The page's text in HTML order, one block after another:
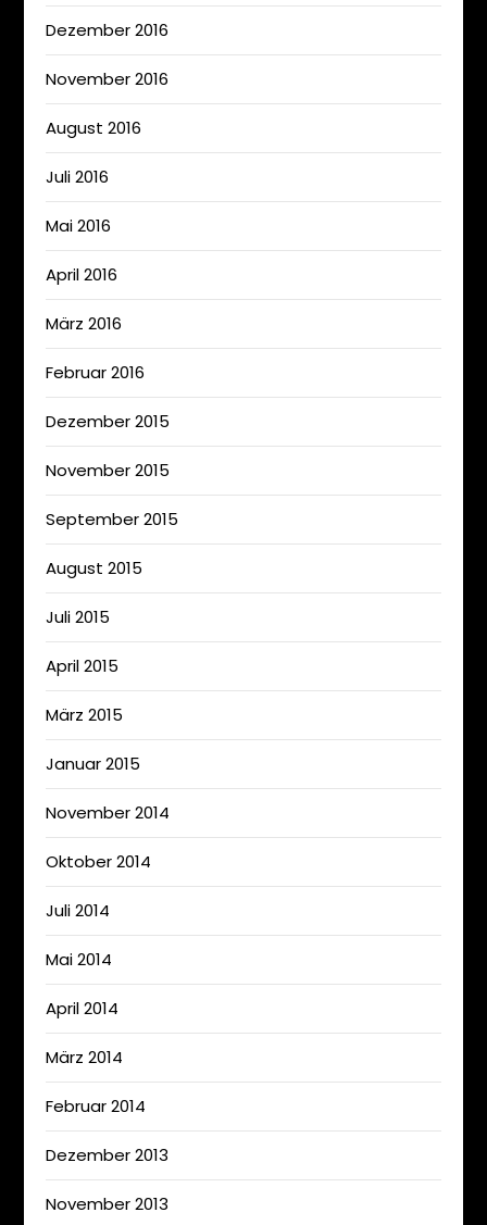
Dezember 2016
November 2016
August 2016
Juli 2016
Mai 2016
April 2016
März 2016
Februar 2016
Dezember 2015
November 2015
September 2015
August 2015
Juli 2015
April 2015
März 2015
Januar 2015
November 2014
Oktober 2014
Juli 2014
Mai 2014
April 2014
März 2014
Februar 2014
Dezember 2013
November 2013